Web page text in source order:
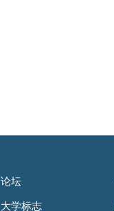
论坛
大学标志